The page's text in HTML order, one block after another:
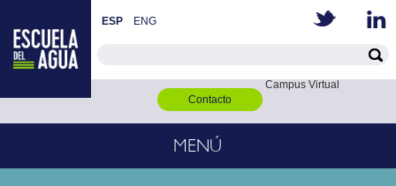
ESP ENG
Contacto
Campus Virtual
MENÚ